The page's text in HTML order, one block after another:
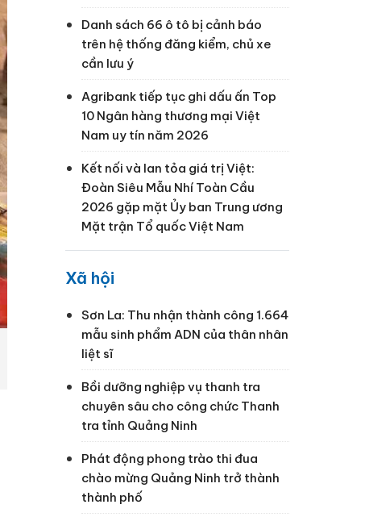
Danh sách 66 ô tô bị cảnh báo
trên hệ thống đăng kiểm, chủ xe
cần lưu ý
Agribank tiếp tục ghi dấu ấn Top
10 Ngân hàng thương mại Việt
Nam uy tín năm 2026
Kết nối và lan tỏa giá trị Việt:
Đoàn Siêu Mẫu Nhí Toàn Cầu
2026 gặp mặt Ủy ban Trung ương
Mặt trận Tổ quốc Việt Nam
Xã hội
Sơn La: Thu nhận thành công 1.664
mẫu sinh phẩm ADN của thân nhân
liệt sĩ
Bồi dưỡng nghiệp vụ thanh tra
chuyên sâu cho công chức Thanh
tra tỉnh Quảng Ninh
Phát động phong trào thi đua
chào mừng Quảng Ninh trở thành
thành phố